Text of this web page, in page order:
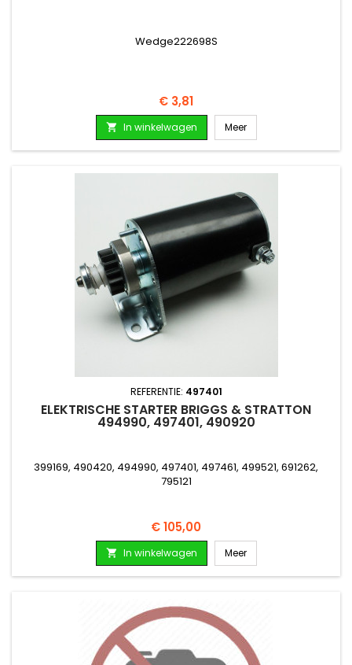
Wedge222698S
Prijs
€ 3,81
 In winkelwagen Meer
REFERENTIE: 497401
ELEKTRISCHE STARTER BRIGGS & STRATTON
494990, 497401, 490920
399169, 490420, 494990, 497401, 497461, 499521, 691262,
795121
Prijs
€ 105,00
 In winkelwagen Meer